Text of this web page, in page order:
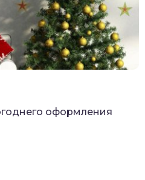
оформления